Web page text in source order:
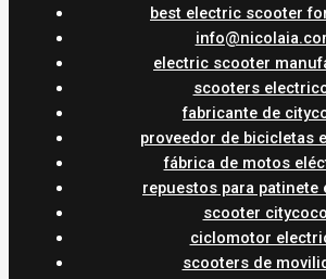
best electric scooter
electric scooter
scooters
fabricante de
proveedor de bicicletas
fábrica de motos
repuestos para patinete
scooter citycoco
ciclomotor
scooters de